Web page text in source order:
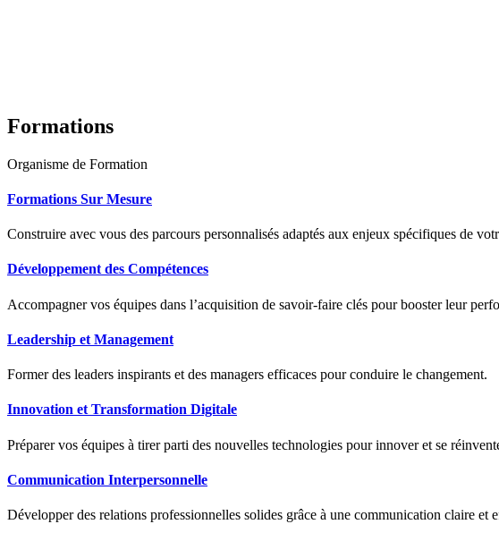
Formations
Organisme de Formation
Formations Sur Mesure
Construire avec vous des parcours personnalisés adaptés aux enjeux spécifiques de
Développement des Compétences
Accompagner vos équipes dans l’acquisition de savoir-faire clés pour booster leur
Leadership et Management
Former des leaders inspirants et des managers efficaces pour conduire le changement.
Innovation et Transformation Digitale
Préparer vos équipes à tirer parti des nouvelles technologies pour innover et se
Communication Interpersonnelle
Développer des relations professionnelles solides grâce à une communication claire et